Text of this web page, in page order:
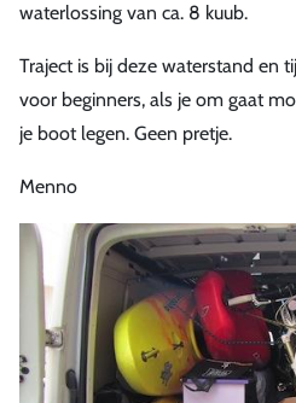
waterlossing van ca. 8 kuub.
Traject is bij deze waterstand en
voor beginners, als je om gaat
je boot legen. Geen pretje.
Menno